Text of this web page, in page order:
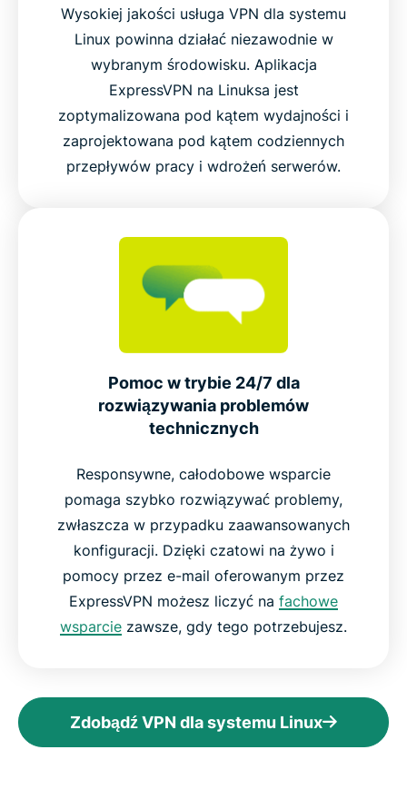
Wysokiej jakości usługa VPN dla systemu
Linux powinna działać niezawodnie w
wybranym środowisku. Aplikacja
ExpressVPN na Linuksa jest
zoptymalizowana pod kątem wydajności i
zaprojektowana pod kątem codziennych
przepływów pracy i wdrożeń serwerów.
Pomoc w trybie 24/7 dla
rozwiązywania problemów
technicznych
Responsywne, całodobowe wsparcie
pomaga szybko rozwiązywać problemy,
zwłaszcza w przypadku zaawansowanych
konfiguracji. Dzięki czatowi na żywo i
pomocy przez e-mail oferowanym przez
ExpressVPN możesz liczyć na fachowe
wsparcie zawsze, gdy tego potrzebujesz.
Zdobądź VPN dla systemu Linux